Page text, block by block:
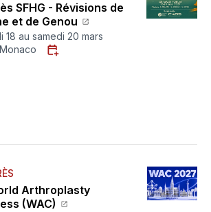
SFHG - Révisions de
et de Genou
18 au samedi 20 mars
Arthroplasty
(WAC)